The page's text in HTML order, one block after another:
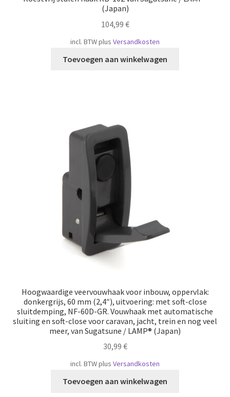
(Japan)
104,99 €
incl. BTWplus Versandkosten
Toevoegen aan winkelwagen
Hoogwaardige veervouwhaak voor inbouw, oppervlak:
donkergrijs, 60 mm (2,4″), uitvoering: met soft-close
sluitdemping, NF-60D-GR. Vouwhaak met automatische
sluiting en soft-close voor caravan, jacht, trein en nog veel
meer, van Sugatsune / LAMP® (Japan)
30,99 €
incl. BTWplus Versandkosten
Toevoegen aan winkelwagen